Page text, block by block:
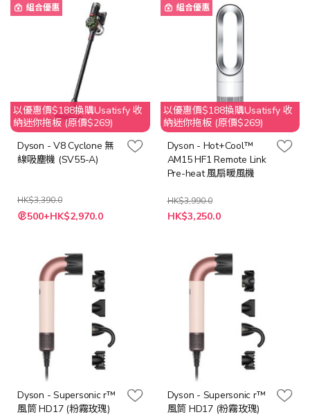
組合優惠
以優惠價$188換購Usatisfy 收
納迷你拖板 (原價$269)
Dyson - V8 Cyclone 無
線吸塵機 (SV55-A)
HK$3,390.0
特
殊 500+HK$2,970.0
組合優惠
以優惠價$188換購Usatisfy 收
納迷你拖板 (原價$269)
Dyson - Hot+Cool™
AM15 HF1 Remote Link
Pre-heat 風扇暖風機
HK$3,990.0
特
殊
HK$3,250.0
Dyson - Supersonic r™
風筒 HD17 (粉霧玫瑰)
Dyson - Supersonic r™
風筒 HD17 (粉霧玫瑰)